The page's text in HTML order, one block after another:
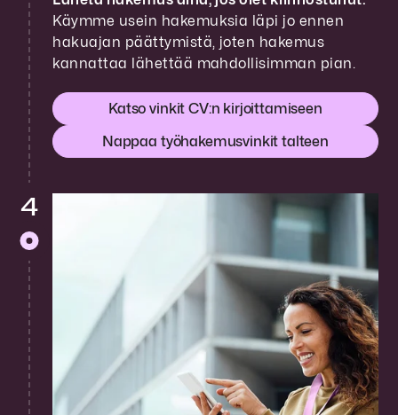
Käymme usein hakemuksia läpi jo ennen
hakuajan päättymistä, joten hakemus
kannattaa lähettää mahdollisimman pian.
Katso vinkit CV:n kirjoittamiseen
Nappaa työhakemusvinkit talteen
4